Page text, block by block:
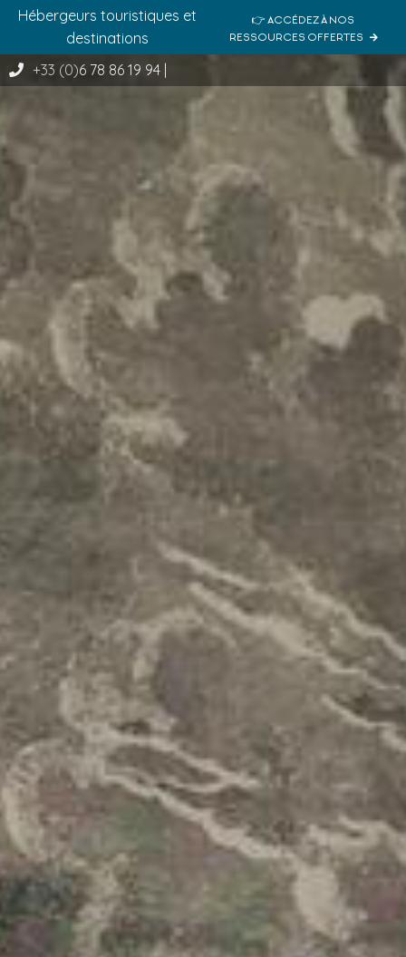
Hébergeurs touristiques et
destinations
👉 ACCÉDEZ À NOS
RESSOURCES OFFERTES
+33 (0)6 78 86 19 94